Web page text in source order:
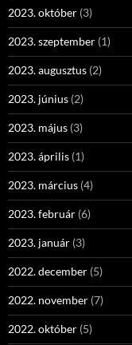
2023. október (3)
2023. szeptember (1)
2023. augusztus (2)
2023. június (2)
2023. május (3)
2023. április (1)
2023. március (4)
2023. február (6)
2023. január (3)
2022. december (5)
2022. november (7)
2022. október (5)